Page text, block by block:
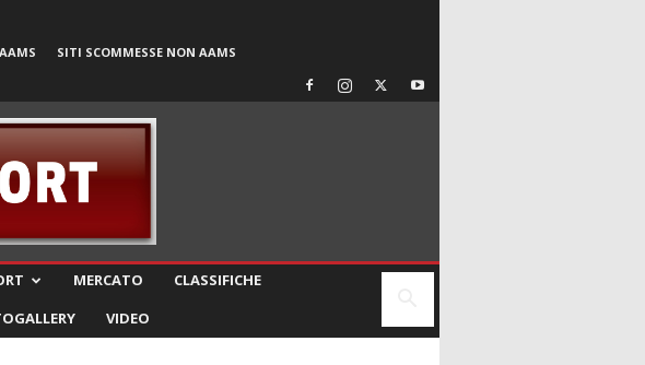
SITI SCOMMESSE NON AAMS
MERCATO
CLASSIFICHE
VIDEO